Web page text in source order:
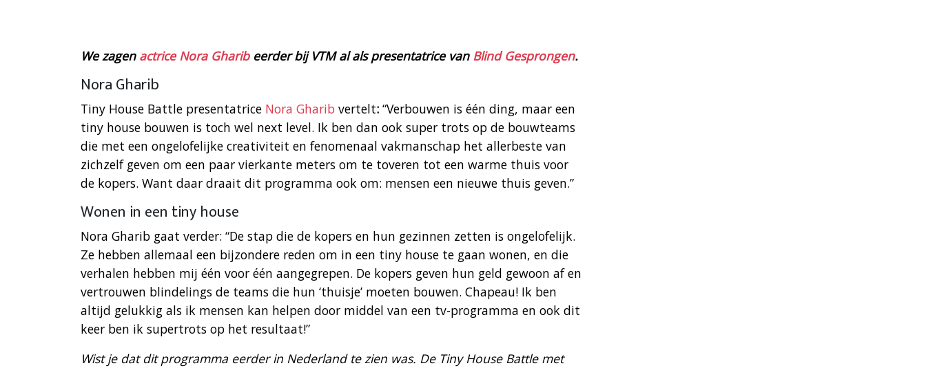
We zagen actrice Nora Gharibeerder bij VTM al als presentatrice van Blind Gesprongen.
Nora Gharib
Tiny House Battle presentatrice Nora Gharib vertelt: “Verbouwen is één ding, maar een
tiny house bouwen is toch wel next level. Ik ben dan ook super trots op de bouwteams
die met een ongelofelijke creativiteit en fenomenaal vakmanschap het allerbeste van
zichzelf geven om een paar vierkante meters om te toveren tot een warme thuis voor
de kopers. Want daar draait dit programma ook om: mensen een nieuwe thuis geven.”
Wonen in een tiny house
Nora Gharib gaat verder: “De stap die de kopers en hun gezinnen zetten is ongelofelijk.
Ze hebben allemaal een bijzondere reden om in een tiny house te gaan wonen, en die
verhalen hebben mij één voor één aangegrepen. De kopers geven hun geld gewoon af en
vertrouwen blindelings de teams die hun ‘thuisje’ moeten bouwen. Chapeau! Ik ben
altijd gelukkig als ik mensen kan helpen door middel van een tv-programma en ook dit
keer ben ik supertrots op het resultaat!”
Wist je dat dit programma eerder in Nederland te zien was. De Tiny House Battle met